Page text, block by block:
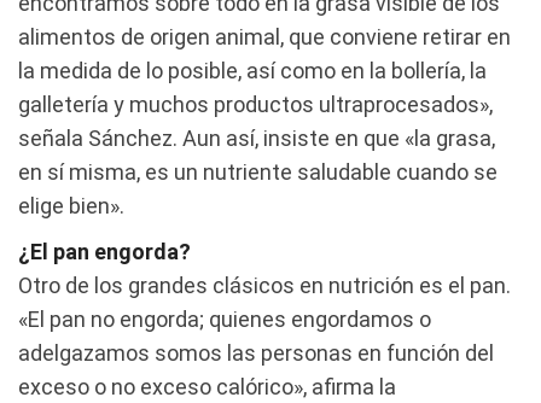
alimentos de origen animal, que conviene retirar en
la medida de lo posible, así como en la bollería, la
galletería y muchos productos ultraprocesados»,
señala Sánchez. Aun así, insiste en que «la grasa,
en sí misma, es un nutriente saludable cuando se
elige bien».
¿El pan engorda?
Otro de los grandes clásicos en nutrición es el pan.
«El pan no engorda; quienes engordamos o
adelgazamos somos las personas en función del
exceso o no exceso calórico», afirma la